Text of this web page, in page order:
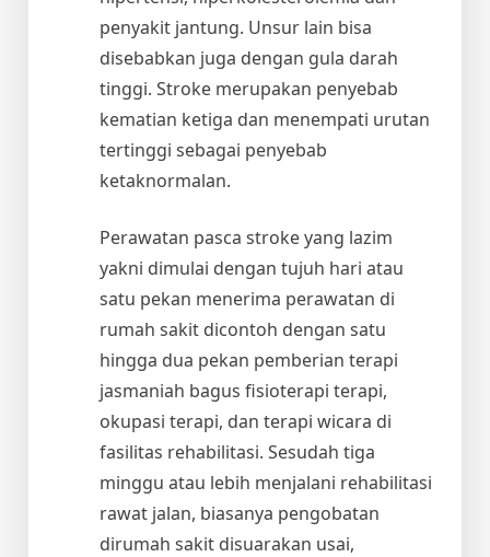
penyakit jantung. Unsur lain bisa
disebabkan juga dengan gula darah
tinggi. Stroke merupakan penyebab
kematian ketiga dan menempati urutan
tertinggi sebagai penyebab
ketaknormalan.
Perawatan pasca stroke yang lazim
yakni dimulai dengan tujuh hari atau
satu pekan menerima perawatan di
rumah sakit dicontoh dengan satu
hingga dua pekan pemberian terapi
jasmaniah bagus fisioterapi terapi,
okupasi terapi, dan terapi wicara di
fasilitas rehabilitasi. Sesudah tiga
minggu atau lebih menjalani rehabilitasi
rawat jalan, biasanya pengobatan
dirumah sakit disuarakan usai,